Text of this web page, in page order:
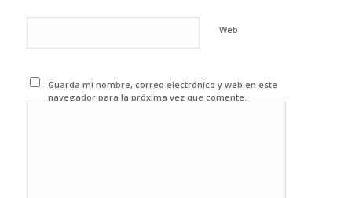
Web
Guarda mi nombre, correo electrónico y web en este
navegador para la próxima vez que comente.